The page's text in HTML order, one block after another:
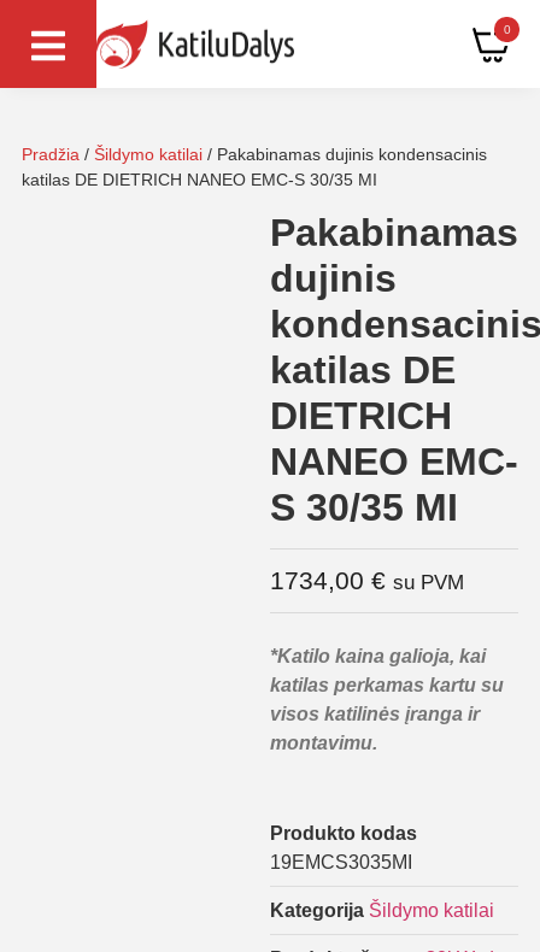
0
Pradžia / Šildymo katilai / Pakabinamas dujinis kondensacinis
katilas DE DIETRICH NANEO EMC-S 30/35 MI
Pakabinamas
dujinis
katilas DE
DIETRICH
NANEO EMC-
S 30/35 MI
1734,00 € su PVM
*Katilo kaina galioja, kai
katilas perkamas kartu su
visos katilinės įranga ir
montavimu.
Produkto kodas
19EMCS3035MI
Kategorija Šildymo katilai